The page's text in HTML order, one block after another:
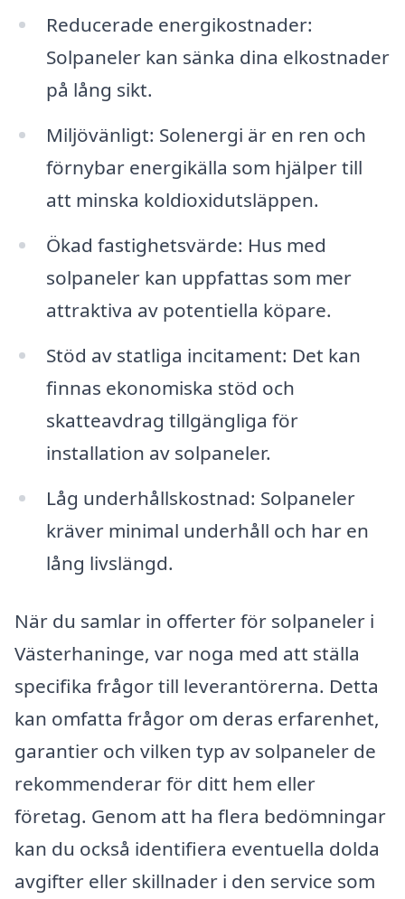
Reducerade energikostnader:
Solpaneler kan sänka dina elkostnader
på lång sikt.
Miljövänligt: Solenergi är en ren och
förnybar energikälla som hjälper till
att minska koldioxidutsläppen.
Ökad fastighetsvärde: Hus med
solpaneler kan uppfattas som mer
attraktiva av potentiella köpare.
Stöd av statliga incitament: Det kan
finnas ekonomiska stöd och
skatteavdrag tillgängliga för
installation av solpaneler.
Låg underhållskostnad: Solpaneler
kräver minimal underhåll och har en
lång livslängd.
När du samlar in offerter för solpaneler i
Västerhaninge, var noga med att ställa
specifika frågor till leverantörerna. Detta
kan omfatta frågor om deras erfarenhet,
garantier och vilken typ av solpaneler de
rekommenderar för ditt hem eller
företag. Genom att ha flera bedömningar
kan du också identifiera eventuella dolda
avgifter eller skillnader i den service som